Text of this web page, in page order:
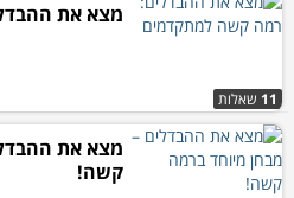
11 שאלות
מצא את
מצא את
קשה!